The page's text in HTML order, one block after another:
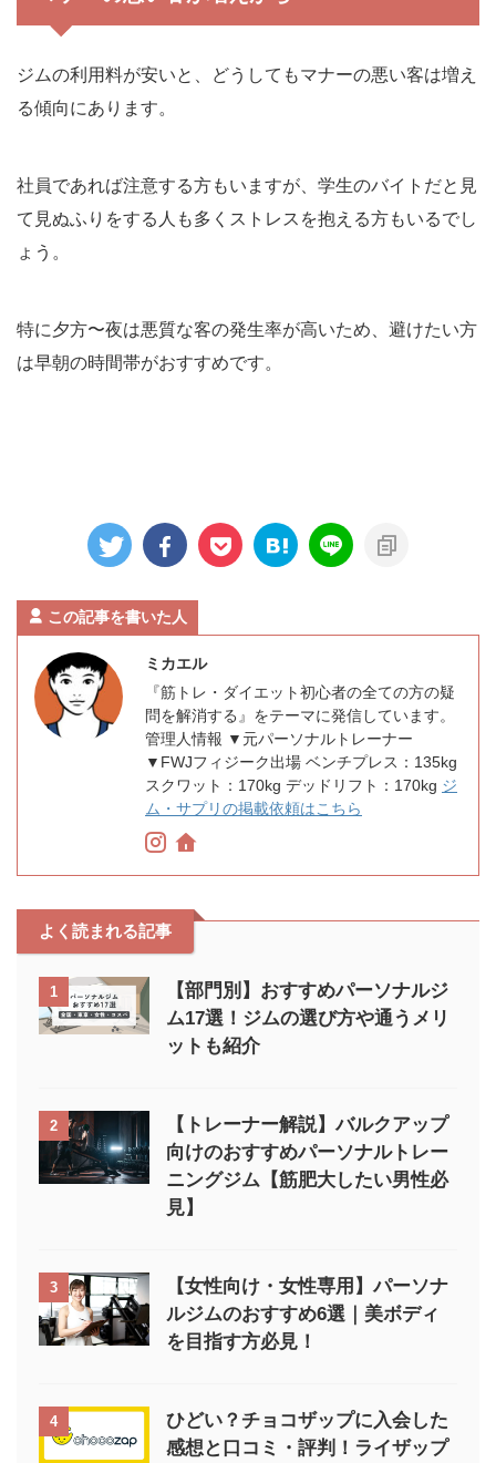
ジムの利用料が安いと、どうしてもマナーの悪い客は増え
る傾向にあります。
社員であれば注意する方もいますが、学生のバイトだと見
て見ぬふりをする人も多くストレスを抱える方もいるでし
ょう。
特に夕方〜夜は悪質な客の発生率が高いため、避けたい方
は早朝の時間帯がおすすめです。
この記事を書いた人
ミカエル
『筋トレ・ダイエット初心者の全ての方の疑
問を解消する』をテーマに発信しています。
管理人情報 ▼元パーソナルトレーナー
▼FWJフィジーク出場 ベンチプレス：135kg
スクワット：170kg デッドリフト：170kg ジ
ム・サプリの掲載依頼はこちら
よく読まれる記事
1
【部門別】おすすめパーソナルジ
ム17選！ジムの選び方や通うメリ
ットも紹介
2
【トレーナー解説】バルクアップ
向けのおすすめパーソナルトレー
ニングジム【筋肥大したい男性必
見】
3
【女性向け・女性専用】パーソナ
ルジムのおすすめ6選｜美ボディ
を目指す方必見！
4
ひどい？チョコザップに入会した
感想と口コミ・評判！ライザップ